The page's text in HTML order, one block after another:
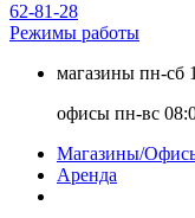
62-81-28
Режимы работы
магазины пн-сб
офисы пн-вс
Магазины/
Аренда